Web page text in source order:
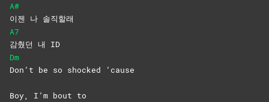
A#
이젠 나 솔직할래
A7
감췄던 내 ID
Dm
Don’t be so shocked ’cause
Boy, I’m bout to